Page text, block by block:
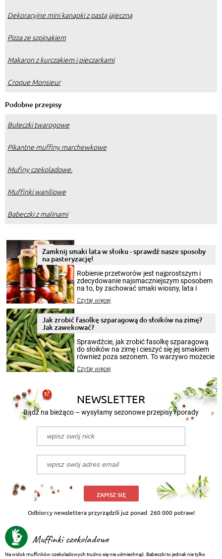
Dekoracyjne mini kanapki z pastą jajeczną
Pizza ze szpinakiem
Makaron z kurczakiem i pieczarkami
Croque Monsieur
Podobne przepisy
Bułeczki twarogowe
Pikantne muffiny marchewkowe
Mufiny czekoladowe.
Muffinki waniliowe
Babeczki z malinami
Zamknij smaki lata w słoiku - sprawdź nasze sposoby
na pasteryzację!
Robienie przetworów jest najprostszym i
zdecydowanie najsmaczniejszym sposobem
na to, by zachować smaki wiosny, lata i
krajobrazów, by cieszyć nimi oko w sezonie
pełni poczuć atmosferę cieplejszych
miesięcy. Przygotowanie słoików ze
smakowitą zawartością musi obejmować
patenty, które pozwolą zachować świeżość
przetworów.
Czytaj więcej
Jak zrobić fasolkę szparagową do słoików na zimę?
Jak zawekować?
Sprawdźcie, jak zrobić fasolkę szparagową
do słoików na zimę i cieszyć się jej smakiem
również poza sezonem. To warzywo możecie
nasze propozycje!
Czytaj więcej
NEWSLETTER
Bądź na bieżąco – wysyłamy sezonowe przepisy i porady
ZAPISZ SIĘ
Odbiorcy newslettera przyrządzili już ponad 260 000 potraw!
Muffinki czekoladowe
Na widok muffinków czekoladowych trudno się nie uśmiechnąć. Babeczki to jednak nie tylko